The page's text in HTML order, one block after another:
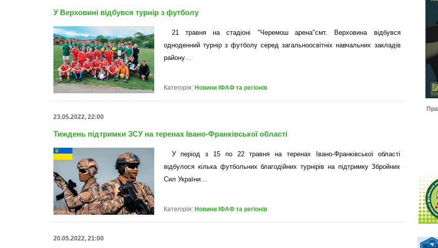
У Верховині відбувся турнір з футболу
21 травня на стадіоні "Черемош арена"смт. Верховина відбувся
одноденний турнір з футболу серед загальноосвітніх навчальних закладів
району…
Категорія: Новини ІФАФ та регіонів
23.05.2022, 22:00
Тиждень підтримки ЗСУ на теренах Івано-Франківської області
У період з 15 по 22 травня на теренах Івано-Франківської області
відбулося кілька футбольних благодійних турнірів на підтримку Збройних
Сил України…
Категорія: Новини ІФАФ та регіонів
20.05.2022, 21:00
Правила гри IFAB 2026-2027